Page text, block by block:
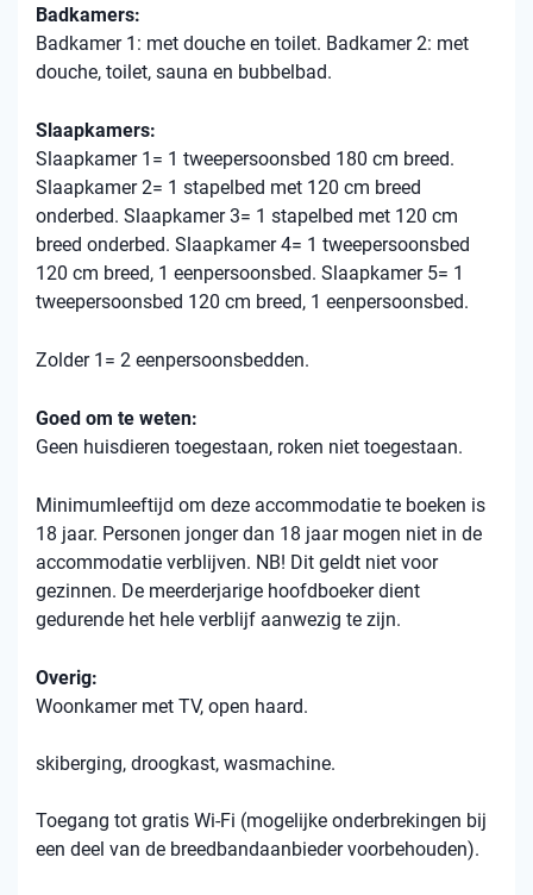
Badkamers:
Badkamer 1: met douche en toilet. Badkamer 2: met
douche, toilet, sauna en bubbelbad.
Slaapkamers:
Slaapkamer 1= 1 tweepersoonsbed 180 cm breed.
Slaapkamer 2= 1 stapelbed met 120 cm breed
onderbed. Slaapkamer 3= 1 stapelbed met 120 cm
breed onderbed. Slaapkamer 4= 1 tweepersoonsbed
120 cm breed, 1 eenpersoonsbed. Slaapkamer 5= 1
tweepersoonsbed 120 cm breed, 1 eenpersoonsbed.
Zolder 1= 2 eenpersoonsbedden.
Goed om te weten:
Geen huisdieren toegestaan, roken niet toegestaan.
Minimumleeftijd om deze accommodatie te boeken is
18 jaar. Personen jonger dan 18 jaar mogen niet in de
accommodatie verblijven. NB! Dit geldt niet voor
gezinnen. De meerderjarige hoofdboeker dient
gedurende het hele verblijf aanwezig te zijn.
Overig:
Woonkamer met TV, open haard.
skiberging, droogkast, wasmachine.
Toegang tot gratis Wi-Fi (mogelijke onderbrekingen bij
een deel van de breedbandaanbieder voorbehouden).